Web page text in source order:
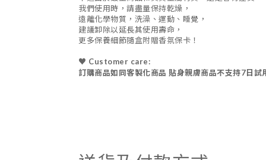
我們使用時，請盡量保持乾燥，
遠離化學物質，洗澡、運動、睡覺，
建議卸除以延長其使用壽命，
更多保養細節隨盒附贈香氛保卡！
♥ Customer care:
訂購商品如同客製化商品 貼身親膚商品不支持7日試